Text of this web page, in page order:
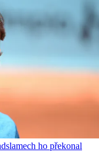
ho překonal